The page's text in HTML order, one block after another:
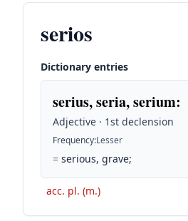
serios
Dictionary entries
serius, seria, serium:
Adjective · 1st declension
Frequency:Lesser
= serious, grave;
acc. pl. (m.)